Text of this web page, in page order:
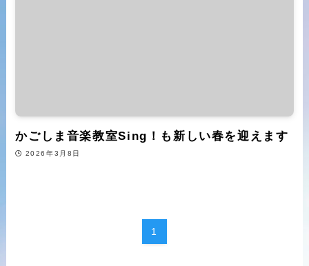
かごしま音楽教室Sing！も新しい春を迎えます
2026年3月8日
1